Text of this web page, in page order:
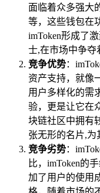
面临着众多强大
等，这些钱包在
imToken形成了
士,在市场中争夺
竞争优势：
资产支持，就像
用户多样化的需
验，更是让它在
块链社区中拥有
张无形的名片,为
竞争劣势：
比，imToken的
加了用户的使用